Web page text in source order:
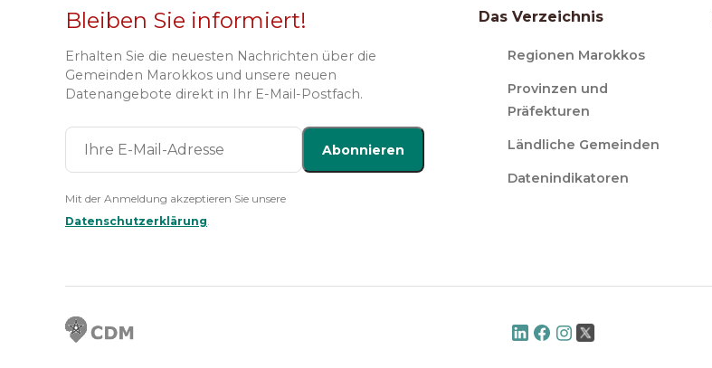
Bleiben Sie informiert!
Erhalten Sie die neuesten Nachrichten über die
Gemeinden Marokkos und unsere neuen
Datenangebote direkt in Ihr E-Mail-Postfach.
Abonnieren
Mit der Anmeldung akzeptieren Sie unsere
Datenschutzerklärung.
Das Verzeichnis
Regionen Marokkos
Provinzen und
Präfekturen
Ländliche Gemeinden
Datenindikatoren